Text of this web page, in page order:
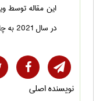
این مقاله توسط
در سال 2021 به چاپ رسیده است.
نویسنده اصلی